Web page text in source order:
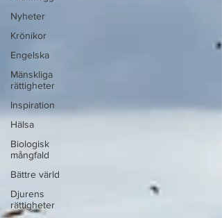
Nyheter
Krönikor
Engelska
Mänskliga
rättigheter
Inspiration
Hälsa
Biologisk
mångfald
Bättre värld
Djurens
rättigheter